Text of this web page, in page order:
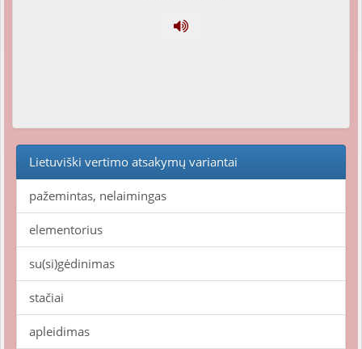
Lietuviški vertimo atsakymų variantai
pažemintas, nelaimingas
elementorius
su(si)gėdinimas
stačiai
apleidimas